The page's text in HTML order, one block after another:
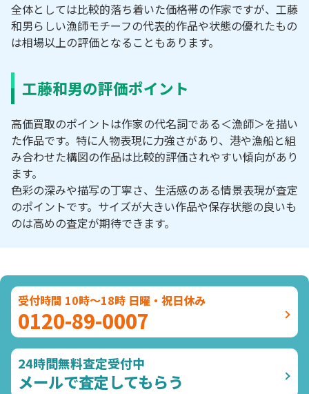
全体としては比較的落ち着いた価格帯の作家ですが、工藤
和男らしい漁師モチーフの代表的作品や状態の優れたもの
は相場以上の評価となることもあります。
工藤和男の評価ポイント
高価買取のポイントは作家の代名詞である＜漁師＞を描い
た作品です。特に人物表現に力強さがあり、港や漁船と組
み合わせた構図の作品は比較的評価されやすい傾向があり
ます。
色彩の深みや描写の丁寧さ、生活感のある情景表現が査定
のポイントです。サイズが大きい作品や保存状態の良いも
のは高めの査定が期待できます。
受付時間 10時～18時 日曜・祝日休み
0120-89-0007
24時間無料査定受付中
メールで査定してもらう